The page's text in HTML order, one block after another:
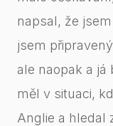
napsal, že
jsem
ale naopak a já
měl v situaci,
Anglie a hledal